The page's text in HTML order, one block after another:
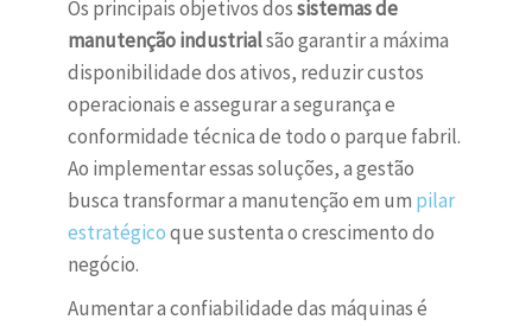
Os principais objetivos dossistemas de
manutenção industrialsão garantir a máxima
disponibilidade dos ativos, reduzir custos
operacionais e assegurar a segurança e
conformidade técnica de todo o parque fabril.
Ao implementar essas soluções, a gestão
busca transformar a manutenção em um pilar
estratégicoque sustenta o crescimento do
negócio.
Aumentar a confiabilidade das máquinas é